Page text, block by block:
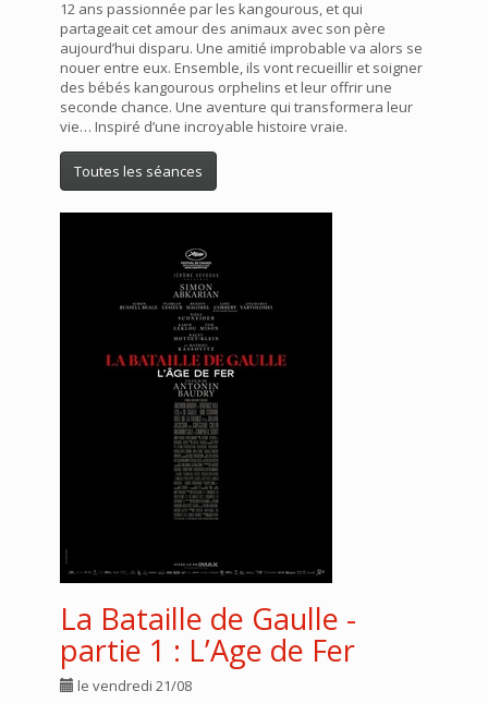
12 ans passionnée par les kangourous, et qui
partageait cet amour des animaux avec son père
aujourd’hui disparu. Une amitié improbable va alors se
nouer entre eux. Ensemble, ils vont recueillir et soigner
des bébés kangourous orphelins et leur offrir une
seconde chance. Une aventure qui transformera leur
vie… Inspiré d’une incroyable histoire vraie.
Toutes les séances
La Bataille de Gaulle -
partie 1 : L’Age de Fer
le vendredi 21/08